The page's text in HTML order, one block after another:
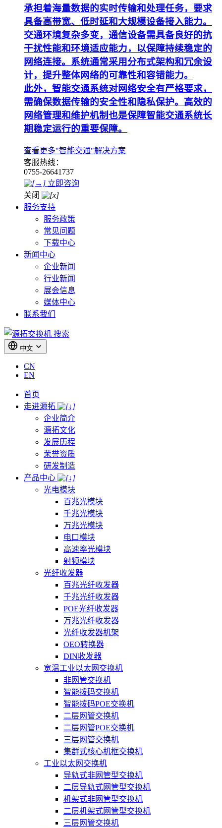
承担着海量数据的实时传输和处理任务，要求
具备高带宽、低时延和大规模设备接入能力。
交通环境复杂多变，通信设备需具备良好的抗
干扰性能和环境适应能力，以保障持续稳定的
网络连接。系统通常采用分布式架构和冗余设
计，提升整体网络的可靠性和容错能力。
此外，智能交通系统对网络安全有严格要求，
需确保数据传输的安全性和隐私保护。高效的
网络管理和维护机制也是保障智能交通系统长
期稳定运行的重要保障。
查看更多"智能交通"解决方案
客服热线：
0755-26641737
立即咨询
关闭
服务支持
服务政策
常见问题
下载中心
新闻中心
企业新闻
行业新闻
展会信息
媒体中心
联系我们
搜索
中文
CN
EN
首页
走进源拓
企业简介
源拓文化
发展历程
荣誉资质
研发制造
产品中心
光电模块
百兆光模块
千兆光模块
万兆光模块
电口模块
高速率光模块
射频模块
光纤收发器
百兆光纤收发器
千兆光纤收发器
POE光纤收发器
万兆光纤收发器
光纤收发器机架
OEO转换器
DIN收发器
宽温工业以太网交换机
非网管交换机
智能拨码交换机
智能拨码POE交换机
二层网管交换机
二层网管POE交换机
三层网管交换机
集群式核心机框交换机
工业以太网交换机
导轨式非网管型交换机
二层导轨式网管型交换机
机架式非网管型交换机
二层机架式网管型交换机
三层网管交换机